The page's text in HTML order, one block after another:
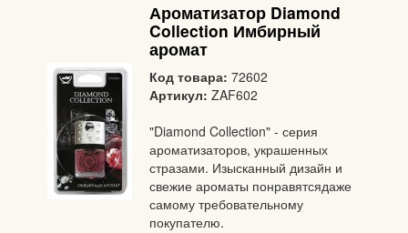
Ароматизатор Diamond
Collection Имбирный
аромат
Код товара: 72602
Артикул: ZAF602
"Diamond Collection" - серия
ароматизаторов, украшенных
стразами. Изысканный дизайн и
свежие ароматы понравятсядаже
самому требовательному
покупателю.